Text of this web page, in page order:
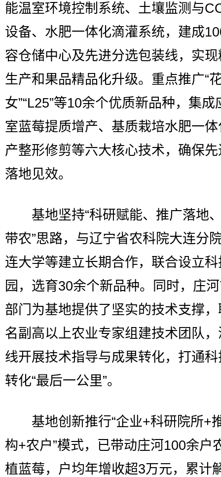
能温室环境控制系统、土壤监测与
设备、水肥一体化滴灌系统，建成
容仓储中心及先进分选包装线，实
生产和果品精品化升级。重点推广“
女”“L25”等10余个优质新品种，集成
室蓝莓提质增产、基质栽培水肥一
产整形修剪等六大核心技术，确保
落地见效。
基地坚持“科研赋能、推广落地
带农”思路，与辽宁省农科院大连分
连大学等建立长期合作，联合设立
园，选育30余个新品种。同时，庄
部门为基地提供了坚实的技术支撑
名副高以上农业专家组建技术团队
线开展技术指导与成果转化，打通
转化“最后一公里”。
基地创新推行“企业+科研院所+
构+农户”模式，已带动庄河100余户
植蓝莓，户均年增收超3万元，累计